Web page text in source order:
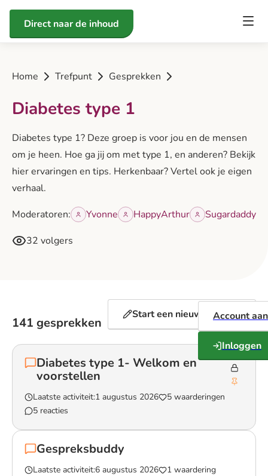
Direct naar de inhoud
Account
Inloggen
Home Trefpunt Gesprekken
Diabetes type 1
Diabetes type 1? Deze groep is voor jou en de mensen
om je heen. Hoe ga jij om met type 1, en anderen? Bekijk
hier ervaringen en tips. Herkenbaar? Vertel ook je eigen
verhaal.
Moderatoren:
Yvonne HappyArthur
Sugardaddy
32 volgers
141 gesprekken
Start een nieuw gesprek
Diabetes type 1- Welkom en
voorstellen
Laatste activiteit:1 augustus 2026
5 waarderingen
5 reacties
Gespreksbuddy
Laatste activiteit:6 augustus 2026
1 waardering